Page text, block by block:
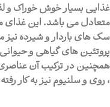
غذایی بسیار خوش خوراک و
متعادل می باشد. این غذای
سگ های باردار و شیرده نیز
پروتئین های گیاهی و
، روی و سلنیوم نیز به کار